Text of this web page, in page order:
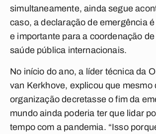
simultaneamente, ainda segue
caso, a declaração de emergência
e importante para a coordenação
saúde pública internacionais.
No início do ano, a líder técnica da
van Kerkhove, explicou que mesmo
organização decretasse o fim da
mundo ainda poderia ter que lidar
tempo com a pandemia. “Isso